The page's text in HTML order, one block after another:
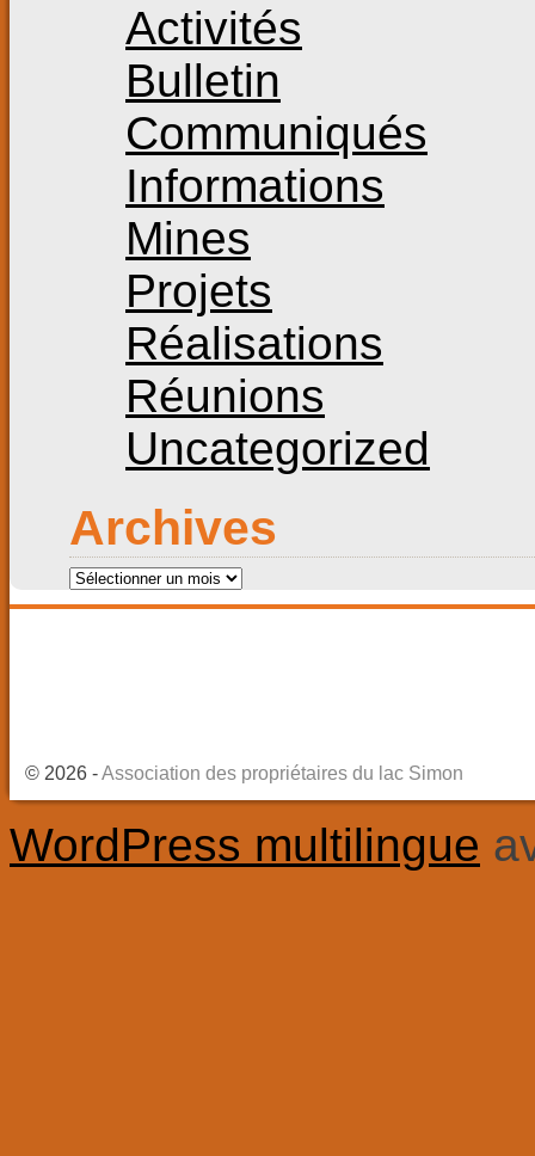
Activités
Bulletin
Communiqués
Informations
Mines
Projets
Réalisations
Réunions
Uncategorized
Archives
Archives
© 2026 -Association des propriétaires du lac Simon
WordPress multilingue